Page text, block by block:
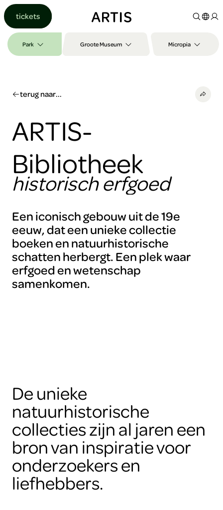
Ga naar
Ga
naar
zoeken
Park Groote Museum Micropia
tickets
terug naar...
ARTIS-
Bibliotheek
historisch erfgoed
Een iconisch gebouw uit de 19e
eeuw, dat een unieke collectie
boeken en natuurhistorische
schatten herbergt. Een plek waar
erfgoed en wetenschap
samenkomen.
De unieke
natuurhistorische
collecties zijn al jaren een
bron van inspiratie voor
onderzoekers en
liefhebbers.